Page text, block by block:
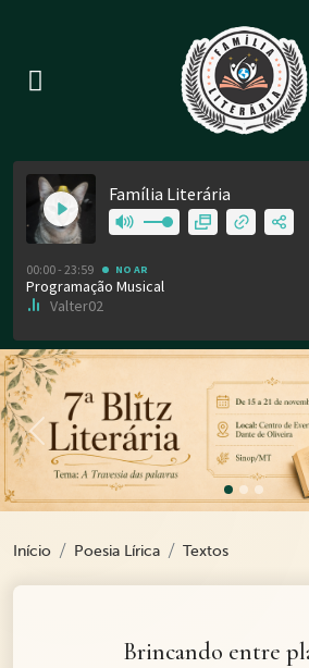
Previous
Início Poesia Lírica Textos
Brincando entre